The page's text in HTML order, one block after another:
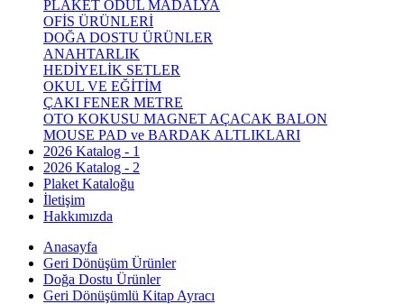
PLAKET ÖDÜL MADALYA
OFİS ÜRÜNLERİ
DOĞA DOSTU ÜRÜNLER
ANAHTARLIK
HEDİYELİK SETLER
OKUL VE EĞİTİM
ÇAKI FENER METRE
OTO KOKUSU MAGNET AÇACAK BALON
MOUSE PAD ve BARDAK ALTLIKLARI
2026 Katalog - 1
2026 Katalog - 2
Plaket Kataloğu
İletişim
Hakkımızda
Anasayfa
Geri Dönüşüm Ürünler
Doğa Dostu Ürünler
Geri Dönüşümlü Kitap Ayracı